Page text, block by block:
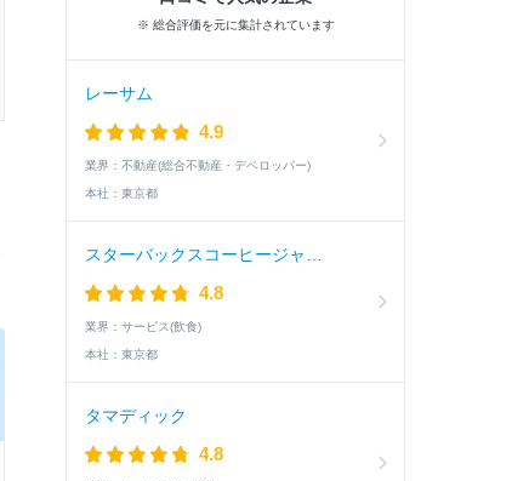
※ 総合評価を元に集計されています
レーサム
4.9
業界： 不動産(総合不動産・デベロッパー)
本社： 東京都
4.8
業界： サービス(飲食)
本社： 東京都
タマディック
4.8